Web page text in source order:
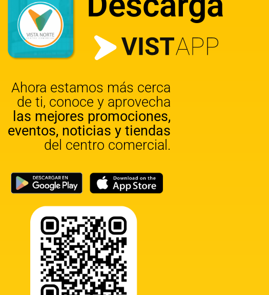
Ahora estamos más cerca
de ti, conoce y aprovecha
las mejores promociones,
eventos, noticias y tiendas
del centro comercial.